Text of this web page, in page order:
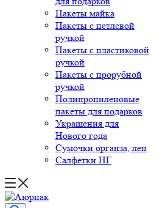
Пакеты майка
Пакеты с петлевой
ручкой
Пакеты с пластиковой
ручкой
Пакеты с прорубной
ручкой
Полипропиленовые
пакеты для подарков
Украшения для
Нового года
Сумочки органза, лен
Салфетки НГ